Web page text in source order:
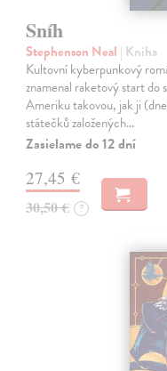
Sníh
Stephenson Neal | Kniha
Kultovní kyberpunkový
znamenal raketový start
Ameriku takovou, jak ji
státečků založených…
Zasielame do 12 dní
27,45 €
30,50 € ?